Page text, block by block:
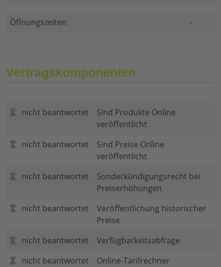
Öffnungszeiten -
Vertragskomponenten
nicht beantwortet
Sind Produkte Online
veröffentlicht
nicht beantwortet
Sind Preise Online
veröffentlicht
nicht beantwortet
Sonderkündigungsrecht bei
Preiserhöhungen
nicht beantwortet
Veröffentlichung historischer
Preise
nicht beantwortet
Verfügbarkeitsabfrage
nicht beantwortet
Online-Tarifrechner